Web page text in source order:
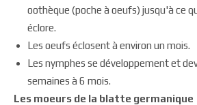
oothèque (poche à oeufs) jusqu'à ce
éclore.
Les oeufs éclosent à environ un mois.
Les nymphes se développement et
semaines à 6 mois.
Les moeurs de la blatte germanique